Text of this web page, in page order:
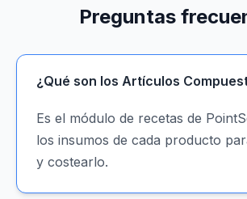
Preguntas
¿Qué son los Artículos
Es el módulo de recetas de
los insumos de cada producto
y costearlo.